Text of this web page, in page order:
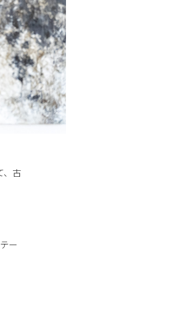
、古
ー